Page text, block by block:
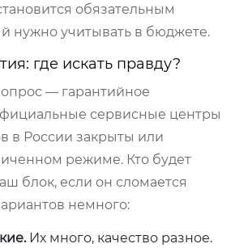
обязательным
нужно учитывать в бюджете.
где искать правду?
— гарантийное
сервисные центры
в России закрыты или
режиме. Кто будет
блок, если он сломается
немного:
Их много, качество разное.